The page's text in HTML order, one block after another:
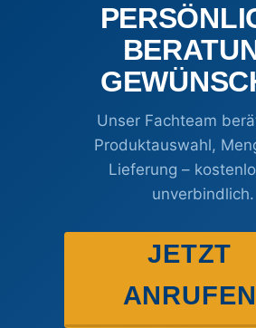
Unser Fachteam
Produktauswahl,
Lieferung –
unverbindlich.
JETZT
ANRUFEN